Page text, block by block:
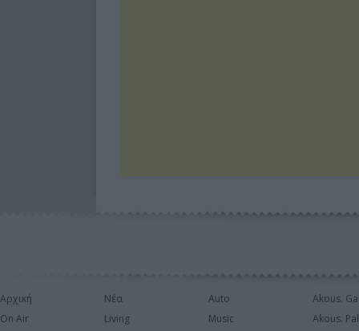
Αρχική
On Air
Νέα
Living
Auto
Music
Akous.
Akous.